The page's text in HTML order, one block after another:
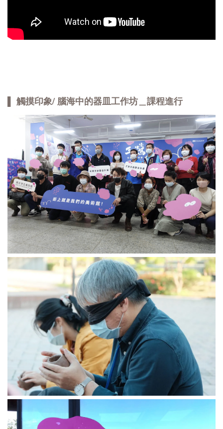
▌ 觸摸印象/ 腦海中的器皿工作坊＿課程進行